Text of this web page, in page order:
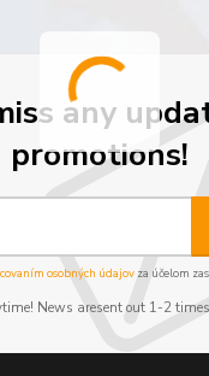
any
promotions!
osobných údajov za účelom
News aresent out 1-2